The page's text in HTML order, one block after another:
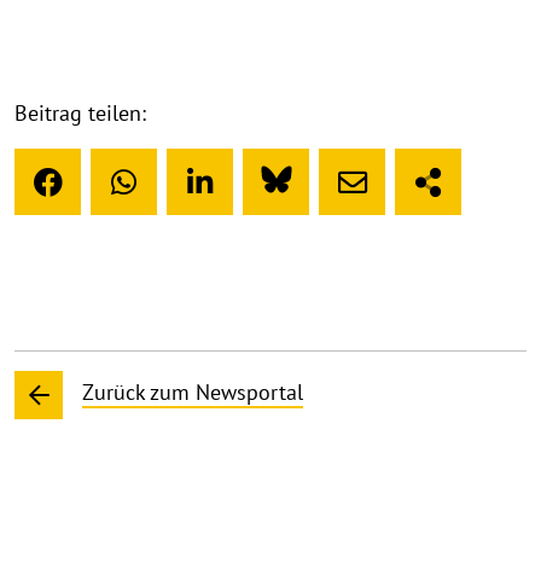
Beitrag teilen:
Zurück zum Newsportal